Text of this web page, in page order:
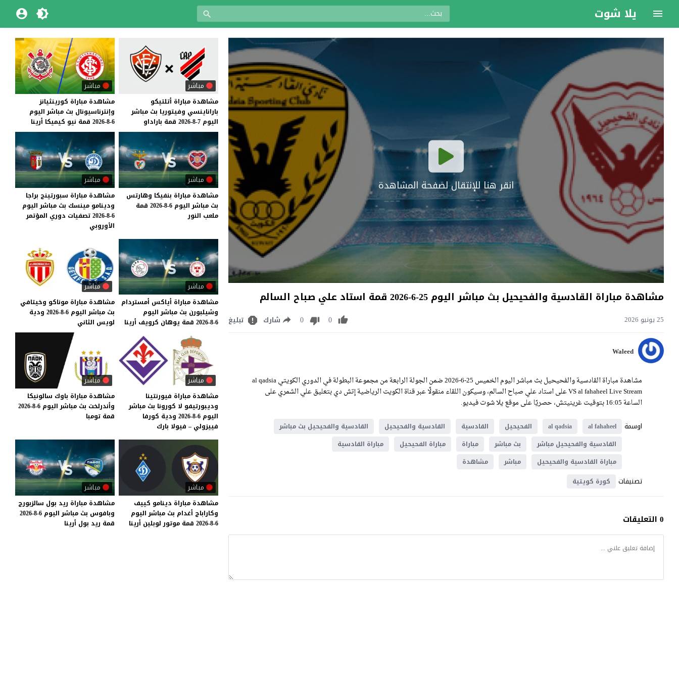
يلا شوت
انقر هنا للإنتقال لصفحة المشاهدة
مشاهدة مباراة القادسية والفحيحيل بث مباشر اليوم 25-6-2026 قمة استاد علي صباح السالم
25 يونيو 2026 0
0 شارك تبليغ
Waleed
مشاهدة مباراة القادسية والفحيحيل بث مباشر اليوم الخميس 25-6-2026 ضمن الجولة الرابعة من مجموعة البطولة في الدوري الكويتي al qadsia
VS al fahaheel Live Stream على استاد علي صباح السالم، وسيكون اللقاء منقولًا عبر قناة الكويت الرياضية إتش دي بتعليق علي الشمري على
الساعة 16:05 بتوقيت غرينيتش، حصريًا على موقع يلا شوت فيديو.
اوسمة
al fahaheel
al qadsia الفحيحيل القادسية القادسية والفحيحيل
القادسية والفحيحيل بث مباشر
القادسية والفحيحيل مباشر
بث مباشر مباراة مباراة الفحيحيل
مباراة القادسية
مباراة القادسية والفحيحيل
مباشر مشاهدة
تصنيفات كورة كويتية
0 التعليقات
مباشر
مشاهدة مباراة أتلتيكو
باراناينسي وفيتوريا بث مباشر
اليوم 7-8-2026 قمة باراداو
مباشر
مشاهدة مباراة كورينثيانز
وإنترناسيونال بث مباشر اليوم
6-8-2026
قمة نيو كيميكا أرينا
مباشر
مشاهدة مباراة بنفيكا وهارتس
بث مباشر اليوم 6-8-2026
قمة
ملعب النور
مباشر
مشاهدة مباراة سبورتينج براجا
ودينامو مينسك بث مباشر اليوم
6-8-2026 تصفيات دوري المؤتمر
الأوروبي
مباشر
مشاهدة مباراة أياكس أمستردام
وشيلبورن بث مباشر اليوم
6-8-2026
قمة يوهان كرويف أرينا
مباشر
مشاهدة مباراة موناكو وخيتافي
بث مباشر اليوم 6-8-2026
ودية
لويس الثاني
مباشر
مشاهدة مباراة فيورنتينا
وديبورتيفو لا كورونا بث مباشر
اليوم 6-8-2026 ودية كورفا
فييزولي – فيولا بارك
مباشر
مشاهدة مباراة باوك سالونيكا
وأندرلخت بث مباشر اليوم 6-8-2026
قمة تومبا
مباشر
مشاهدة مباراة دينامو كييف
وكاراباج أغدام بث مباشر اليوم
6-8-2026
قمة موتور لوبلين أرينا
مباشر
مشاهدة مباراة ريد بول سالزبورج
وبافوس بث مباشر اليوم 6-8-2026
قمة ريد بول أرينا